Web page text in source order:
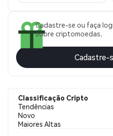
Cadastre-se ou faça
sobre criptomoedas.
Cadastre-
Classificação Cripto
Tendências
Novo
Maiores Altas